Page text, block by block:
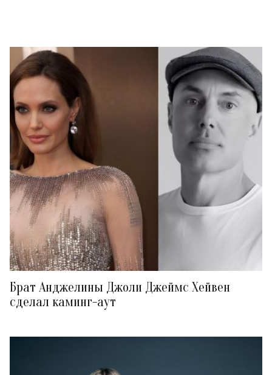
Брат Анджелины Джоли Джеймс Хейвен
сделал каминг-аут